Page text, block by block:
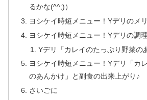
るかな(^^;)）
ヨシケイ時短メニュー！Yデリのメ
ヨシケイ時短メニュー！Yデリの調
Yデリ「カレイのたっぷり野菜の
ヨシケイ時短メニュー！Yデリ「カ
のあんかけ」と副食の出来上がり♪
さいごに